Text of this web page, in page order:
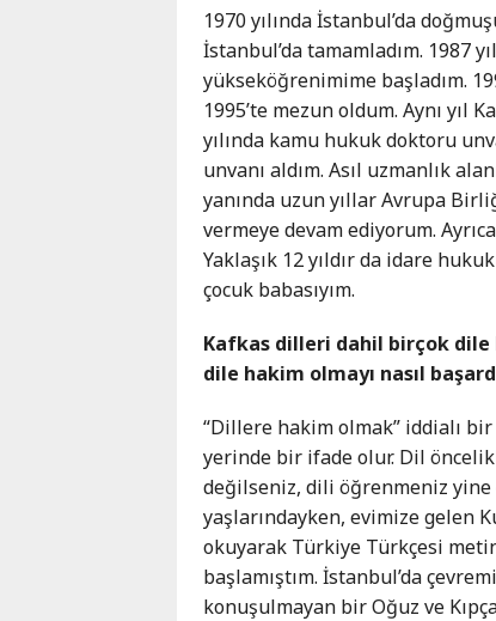
Osetya
Stavropol
Kray
1970 yılında İstanbul’da
İstanbul’da tamamladım. 1987
yükseköğrenimime başladım.
1995’te mezun oldum. Aynı yıl
yılında kamu hukuk doktoru
unvanı aldım. Asıl uzmanlık
yanında uzun yıllar Avrupa
vermeye devam ediyorum.
Yaklaşık 12 yıldır da idare
çocuk babasıyım.
Kafkas dilleri dahil birçok
dile hakim olmayı nasıl
“Dillere hakim olmak” iddialı
yerinde bir ifade olur. Dil
değilseniz, dili öğrenmeniz yine
yaşlarındayken, evimize gelen
okuyarak Türkiye Türkçesi
başlamıştım. İstanbul’da
konuşulmayan bir Oğuz ve